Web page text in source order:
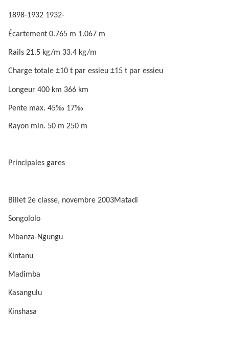
1898-1932 1932-
Écartement 0.765 m 1.067 m
Rails 21.5 kg/m 33.4 kg/m
Charge totale ±10 t par essieu ±15 t par essieu
Longeur 400 km 366 km
Pente max. 45‰ 17‰
Rayon min. 50 m 250 m
Principales gares
Billet 2e classe, novembre 2003Matadi
Songololo
Mbanza-Ngungu
Kintanu
Madimba
Kasangulu
Kinshasa